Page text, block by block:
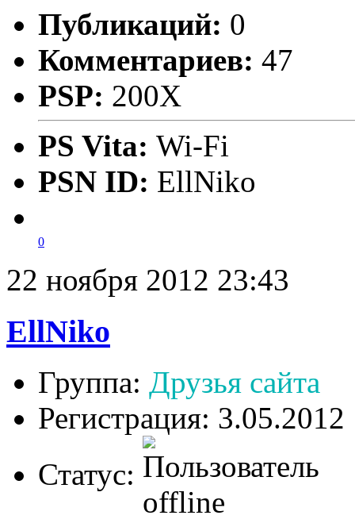
Публикаций: 0
Комментариев: 47
PSP: 200X
PS Vita: Wi-Fi
PSN ID: EllNiko
0
22 ноября 2012 23:43
EllNiko
Группа: Друзья сайта
Регистрация: 3.05.2012
Статус: